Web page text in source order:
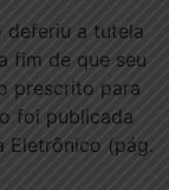
deferiu a tutela
fim de que seu
prescrito para
foi publicada
Eletrônico (pág.